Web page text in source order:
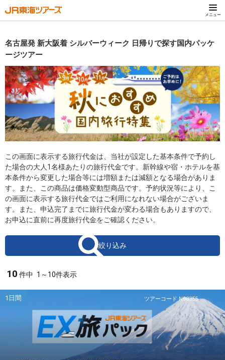
メニュー
名古屋発 新大阪着 シルバーウィーク 日帰りで探す国内パッケ
ージツアー
この画面に表示する旅行代金は、当社が設定した基本条件で予約し
た場合の大人1名様あたりの旅行代金です。新幹線や宿・ホテルを基
本条件から変更した場合等には増額または減額となる場合がありま
す。また、この商品は価格変動型商品です。予約状況等により、こ
の画面に表示する旅行代金ではご利用になれない場合がございま
す。また、申込完了までに旅行代金が変わる場合もありますので、
お申込に直前に再度旅行代金をご確認ください。
絞り込み
10 件中 1～10件表示
ツアーコード N98355
1日間